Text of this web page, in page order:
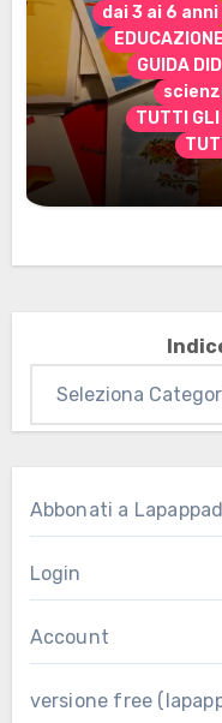
dai 3 ai 6 anni
GUIDA
TUTTI GLI
Marzo 2026:
Abbonati a
Login
Account
versione free